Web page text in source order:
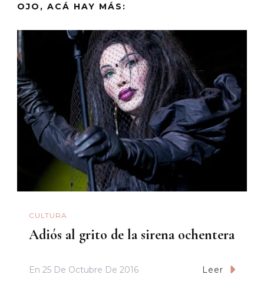
OJO, ACÁ HAY MÁS:
CULTURA
Adiós al grito de la sirena ochentera
En 25 De Octubre De 2016 Leer